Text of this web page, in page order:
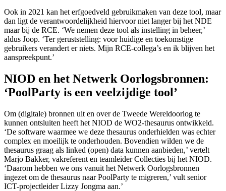
Ook in 2021 kan het erfgoedveld gebruikmaken van deze tool, maar
dan ligt de verantwoordelijkheid hiervoor niet langer bij het NDE
maar bij de RCE. ‘We nemen deze tool als instelling in beheer,’
aldus Joop. ‘Ter geruststelling: voor huidige en toekomstige
gebruikers verandert er niets. Mijn RCE-collega’s en ik blijven het
aanspreekpunt.’
NIOD en het Netwerk Oorlogsbronnen:
‘PoolParty is een veelzijdige tool’
Om (digitale) bronnen uit en over de Tweede Wereldoorlog te
kunnen ontsluiten heeft het NIOD de WO2-thesaurus ontwikkeld.
‘De software waarmee we deze thesaurus onderhielden was echter
complex en moeilijk te onderhouden. Bovendien wilden we de
thesaurus graag als linked (open) data kunnen aanbieden,’ vertelt
Marjo Bakker, vakreferent en teamleider Collecties bij het NIOD.
‘Daarom hebben we ons vanuit het Netwerk Oorlogsbronnen
ingezet om de thesaurus naar PoolParty te migreren,’ vult senior
ICT-projectleider Lizzy Jongma aan.’